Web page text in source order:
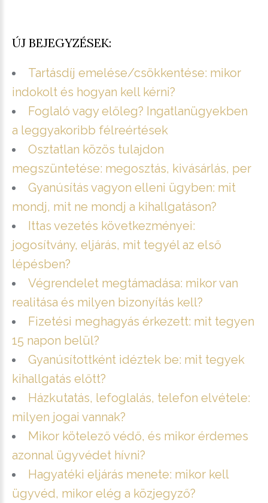
ÚJ BEJEGYZÉSEK:
Tartásdíj emelése/csökkentése: mikor
indokolt és hogyan kell kérni?
Foglaló vagy előleg? Ingatlanügyekben
a leggyakoribb félreértések
Osztatlan közös tulajdon
megszüntetése: megosztás, kivásárlás, per
Gyanúsítás vagyon elleni ügyben: mit
mondj, mit ne mondj a kihallgatáson?
Ittas vezetés következményei:
jogosítvány, eljárás, mit tegyél az első
lépésben?
Végrendelet megtámadása: mikor van
realitása és milyen bizonyítás kell?
Fizetési meghagyás érkezett: mit tegyen
15 napon belül?
Gyanúsítottként idéztek be: mit tegyek
kihallgatás előtt?
Házkutatás, lefoglalás, telefon elvétele:
milyen jogai vannak?
Mikor kötelező védő, és mikor érdemes
azonnal ügyvédet hívni?
Hagyatéki eljárás menete: mikor kell
ügyvéd, mikor elég a közjegyző?